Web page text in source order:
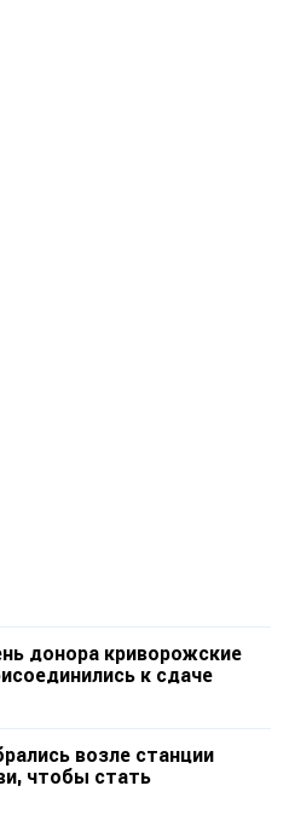
донора криворожские
к сдаче
возле станции
чтобы стать